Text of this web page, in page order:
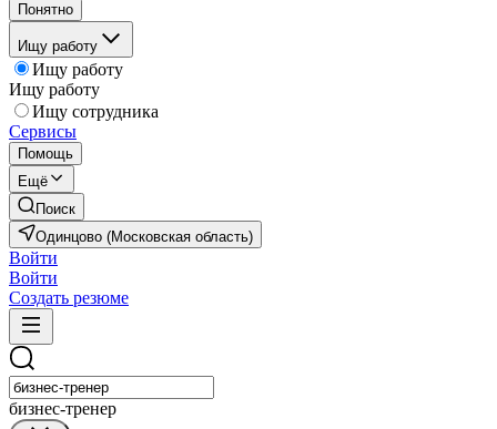
Понятно
Ищу работу
Ищу работу
Ищу работу
Ищу сотрудника
Сервисы
Помощь
Ещё
Поиск
Одинцово (Московская область)
Войти
Войти
Создать резюме
бизнес-тренер